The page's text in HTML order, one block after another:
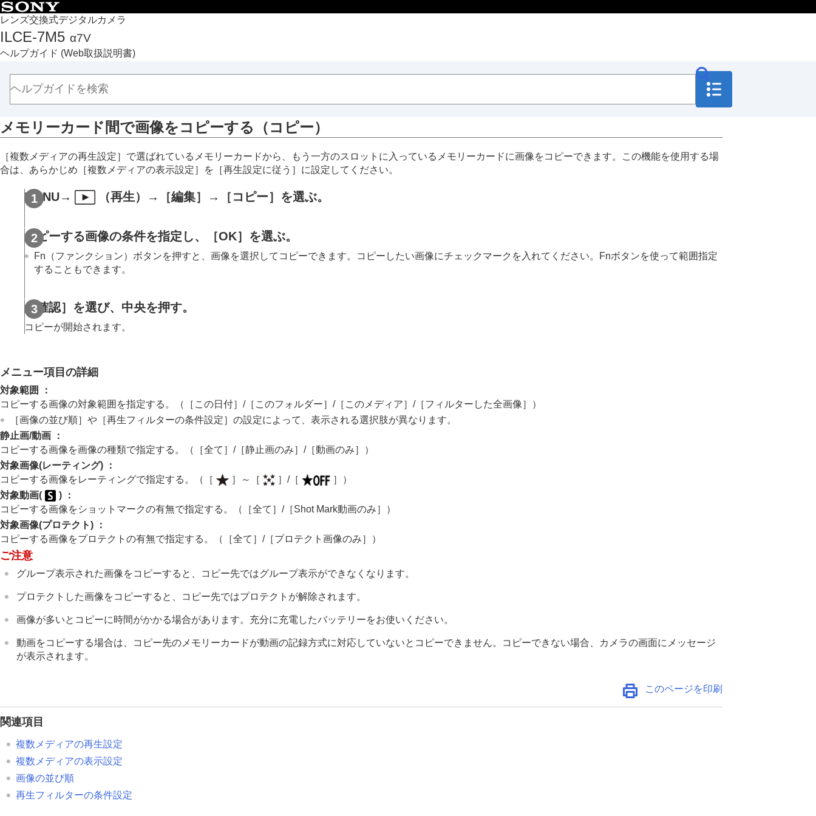
レンズ交換式デジタルカメラ
ILCE-7M5 α7V
ヘルプガイド (Web取扱説明書)
トップページ
ヘルプガイドの使いかた
必ずお読みください
本体と付属品を確認する
本機の基本操作
MENU一覧から機能を探す
撮影機能を活用する
カメラをカスタマイズする
再生する
画像を見る
画像の表示方法を変える
画像間をジャンプ移動する方法を設定する（
画像に情報を追加する
トリミング
画像を削除する
カメラの設定を変更する
スマートフォンでできること
パソコンでできること
クラウドサービスを利用する
資料
故障かな？と思ったら
メモリーカード間で画像をコピーする（コピー）
［複数メディアの再生設定］ で選ばれているメモリーカードから、もう一方のスロットに入っているメモリーカードに画像をコピーできます。この機能を使用する場
合は、あらかじめ ［複数メディアの表示設定］ を ［再生設定に従う］ に設定してください。
MENU→ （再生）→ ［編集］ → ［コピー］ を選ぶ。
コピーする画像の条件を指定し、 ［OK］ を選ぶ。
Fn（ファンクション）ボタンを押すと、画像を選択してコピーできます。コピーしたい画像にチェックマークを入れてください。Fnボタンを使って範囲指定
することもできます。
［確認］ を選び、中央を押す。
コピーが開始されます。
メニュー項目の詳細
対象範囲
：
コピーする画像の対象範囲を指定する。（
［この日付］ /［このフォルダー］ /［このメディア］ /［フィルターした全画像］
）
［画像の並び順］ や ［再生フィルターの条件設定］ の設定によって、表示される選択肢が異なります。
静止画/動画
：
コピーする画像を画像の種類で指定する。（
［全て］ /［静止画のみ］ /［動画のみ］
）
対象画像(レーティング)
：
コピーする画像をレーティングで指定する。（
［ ］ ～ ［ ］/［ ］
）
対象動画(
)
：
コピーする画像をショットマークの有無で指定する。（
［全て］ /［Shot Mark動画のみ］
）
対象画像(プロテクト)
：
コピーする画像をプロテクトの有無で指定する。（
［全て］ /［プロテクト画像のみ］ ）
ご注意
グループ表示された画像をコピーすると、コピー先ではグループ表示ができなくなります。
プロテクトした画像をコピーすると、コピー先ではプロテクトが解除されます。
画像が多いとコピーに時間がかかる場合があります。充分に充電したバッテリーをお使いください。
動画をコピーする場合は、コピー先のメモリーカードが動画の記録方式に対応していないとコピーできません。コピーできない場合、カメラの画面にメッセージ
が表示されます。
このページを印刷
関連項目
複数メディアの再生設定
複数メディアの表示設定
画像の並び順
再生フィルターの条件設定